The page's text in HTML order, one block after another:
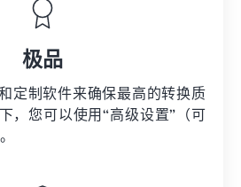
极品
定制软件来确保最高的转换质
，您可以使用“高级设置”（可